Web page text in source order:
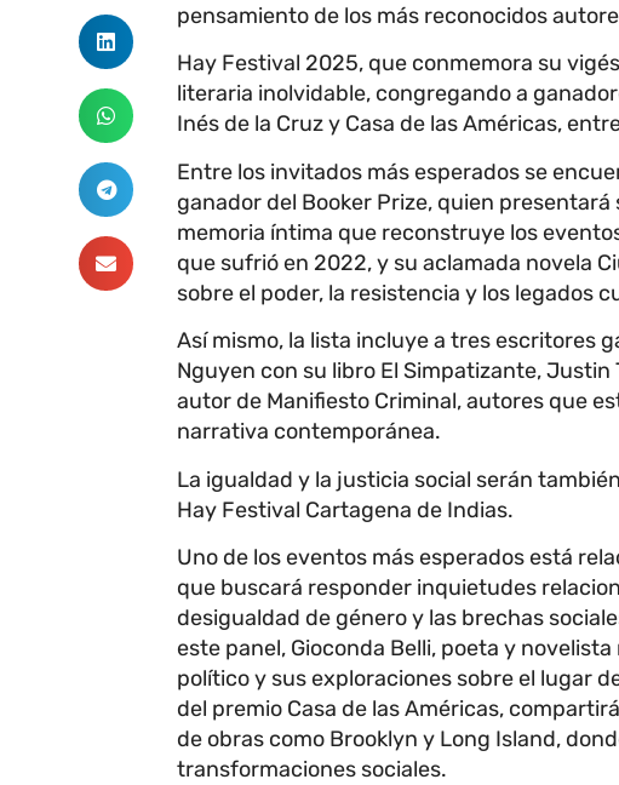
pensamiento de los más reconocidos
Hay Festival 2025, que conmemora su
literaria inolvidable, congregando a
Inés de la Cruz y Casa de las Américas,
Entre los invitados más esperados se
ganador del Booker Prize, quien
memoria íntima que reconstruye los
que sufrió en 2022, y su aclamada novela
sobre el poder, la resistencia y los legados
Así mismo, la lista incluye a tres escritores
Nguyen con su libro El Simpatizante, Justin
autor de Manifiesto Criminal, autores que
narrativa contemporánea.
La igualdad y la justicia social serán
Hay Festival Cartagena de Indias.
Uno de los eventos más esperados está
que buscará responder inquietudes
desigualdad de género y las brechas
este panel, Gioconda Belli, poeta y
político y sus exploraciones sobre el lugar
del premio Casa de las Américas,
de obras como Brooklyn y Long Island,
transformaciones sociales.